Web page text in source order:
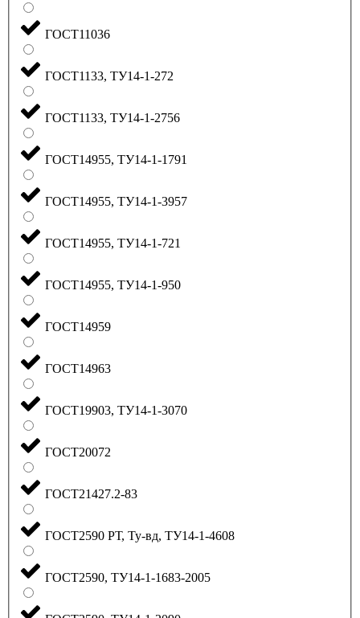
ГОСТ11036
ГОСТ1133, ТУ14-1-272
ГОСТ1133, ТУ14-1-2756
ГОСТ14955, ТУ14-1-1791
ГОСТ14955, ТУ14-1-3957
ГОСТ14955, ТУ14-1-721
ГОСТ14955, ТУ14-1-950
ГОСТ14959
ГОСТ14963
ГОСТ19903, ТУ14-1-3070
ГОСТ20072
ГОСТ21427.2-83
ГОСТ2590 РТ, Ту-вд, ТУ14-1-4608
ГОСТ2590, ТУ14-1-1683-2005